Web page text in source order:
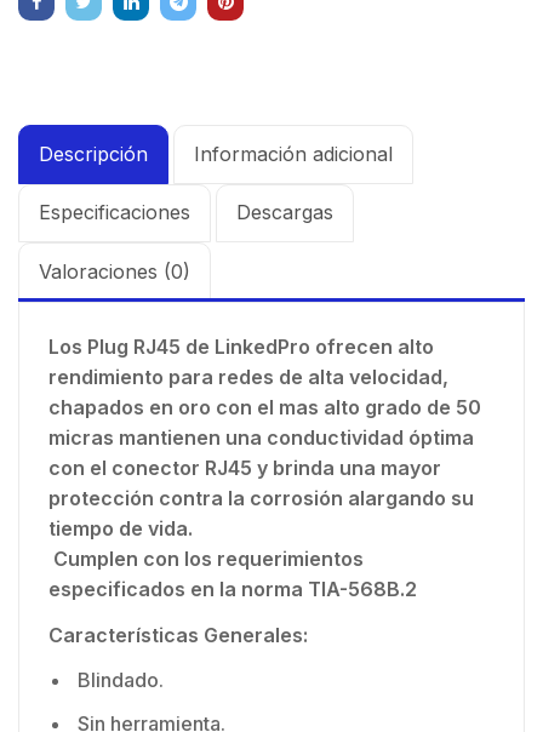
Descripción Información adicional
Especificaciones Descargas
Valoraciones (0)
Los Plug RJ45 de LinkedPro ofrecen alto
rendimiento para redes de alta velocidad,
chapados en oro con el mas alto grado de 50
micras mantienen una conductividad óptima
con el conector RJ45 y brinda una mayor
protección contra la corrosión alargando su
tiempo de vida.
Cumplen con los requerimientos
especificados en la norma TIA-568B.2
Características Generales:
Blindado.
Sin herramienta.